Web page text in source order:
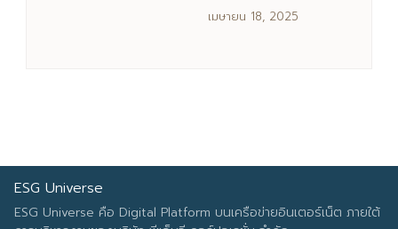
เมษายน 18, 2025
ESG Universe
ESG Universe คือ Digital Platform บนเครือข่ายอินเตอร์เน็ต ภายใต้